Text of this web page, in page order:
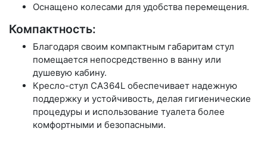
Оснащено колесами для удобства перемещения.
Компактность:
Благодаря своим компактным габаритам стул
помещается непосредственно в ванну или
душевую кабину.
Кресло-стул CA364L обеспечивает надежную
поддержку и устойчивость, делая гигиенические
процедуры и использование туалета более
комфортными и безопасными.